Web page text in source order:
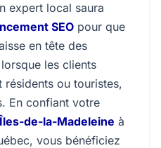
expert local saura
SEO pour que
en tête des
les clients
ou touristes,
En confiant votre
de-la-Madeleine à
vous bénéficiez